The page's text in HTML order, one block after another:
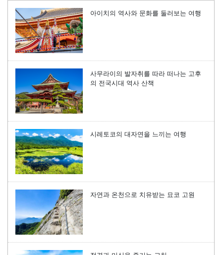
아이치의 역사와 문화를 둘러보는 여행
사무라이의 발자취를 따라 떠나는 고후
의 전국시대 역사 산책
시레토코의 대자연을 느끼는 여행
자연과 온천으로 치유받는 묘코 고원